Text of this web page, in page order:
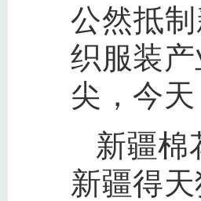
公然抵
织服装
尖，今
新疆棉
新疆得